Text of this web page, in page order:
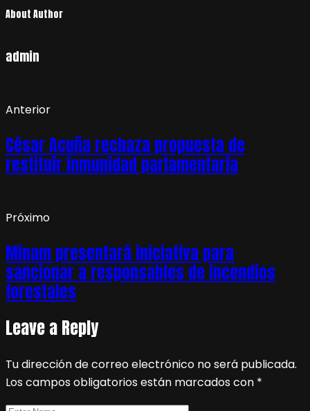
About Author
admin
Anterior
César Acuña rechaza propuesta de
restituir inmunidad parlamentaria
Próximo
Minam presentará iniciativa para
sancionar a responsables de incendios
forestales
Leave a Reply
Tu dirección de correo electrónico no será publicada.
Los campos obligatorios están marcados con *